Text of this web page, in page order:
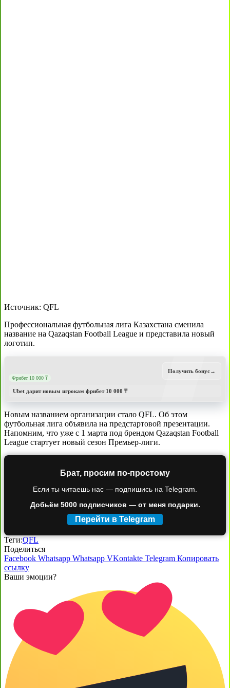
Источник: QFL
Профессиональная футбольная лига Казахстана сменила
название на Qazaqstan Football League и представила новый
логотип.
Фрибет 10 000 ₸
Ubet дарит новым игрокам фрибет 10 000 ₸
Получить бонус→
Новым названием организации стало QFL. Об этом
футбольная лига объявила на предстартовой презентации.
Напомним, что уже с 1 марта под брендом Qazaqstan Football
League стартует новый сезон Премьер-лиги.
Брат, просим по-простому
Если ты читаешь нас — подпишись на Telegram.
Добьём 5000 подписчиков — от меня подарки.
Перейти в Telegram
Теги:QFL
Поделиться
Facebook Whatsapp Whatsapp VKontakte Telegram Копировать
ссылку
Ваши эмоции?